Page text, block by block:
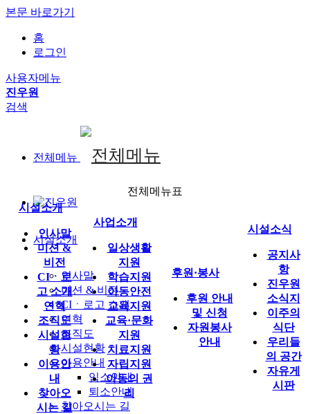
본문 바로가기
홈
로그인
사용자메뉴
진우원
검색
전체메뉴
시설소개
인사말
미션 & 비전
CIㆍ로고 소개
연혁
조직도
시설현황
이용안내
입소안내
퇴소안내
찾아오시는 길
전체메뉴표
시설소개
인사말
미션 &
비전
CIㆍ로
고 소개
연혁
조직도
시설현
황
이용안
내
찾아오
시는 길
사업소개
일상생활
지원
학습지원
아동안전
교육지원
교육·문화
지원
치료지원
자립지원
아동의 권
리
후원·봉사
후원 안내
및 신청
자원봉사
안내
시설소식
공지사
항
진우원
소식지
이주의
식단
우리들
의 공간
자유게
시판